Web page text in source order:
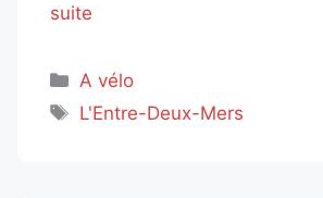
suite
Catégories
A vélo
Étiquettes
L'Entre-Deux-Mers